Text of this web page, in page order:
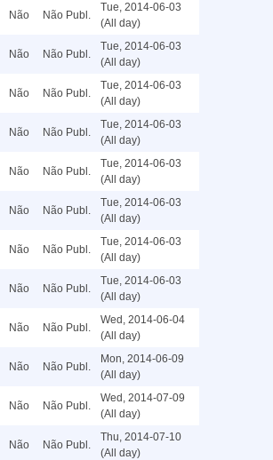
Não Não Publ.
Tue, 2014-06-03
(All day)
Não Não Publ.
Tue, 2014-06-03
(All day)
Não Não Publ.
Tue, 2014-06-03
(All day)
Não Não Publ.
Tue, 2014-06-03
(All day)
Não Não Publ.
Tue, 2014-06-03
(All day)
Não Não Publ.
Tue, 2014-06-03
(All day)
Não Não Publ.
Tue, 2014-06-03
(All day)
Não Não Publ.
Tue, 2014-06-03
(All day)
Não Não Publ.
Wed, 2014-06-04
(All day)
Não Não Publ.
Mon, 2014-06-09
(All day)
Não Não Publ.
Wed, 2014-07-09
(All day)
Não Não Publ.
Thu, 2014-07-10
(All day)